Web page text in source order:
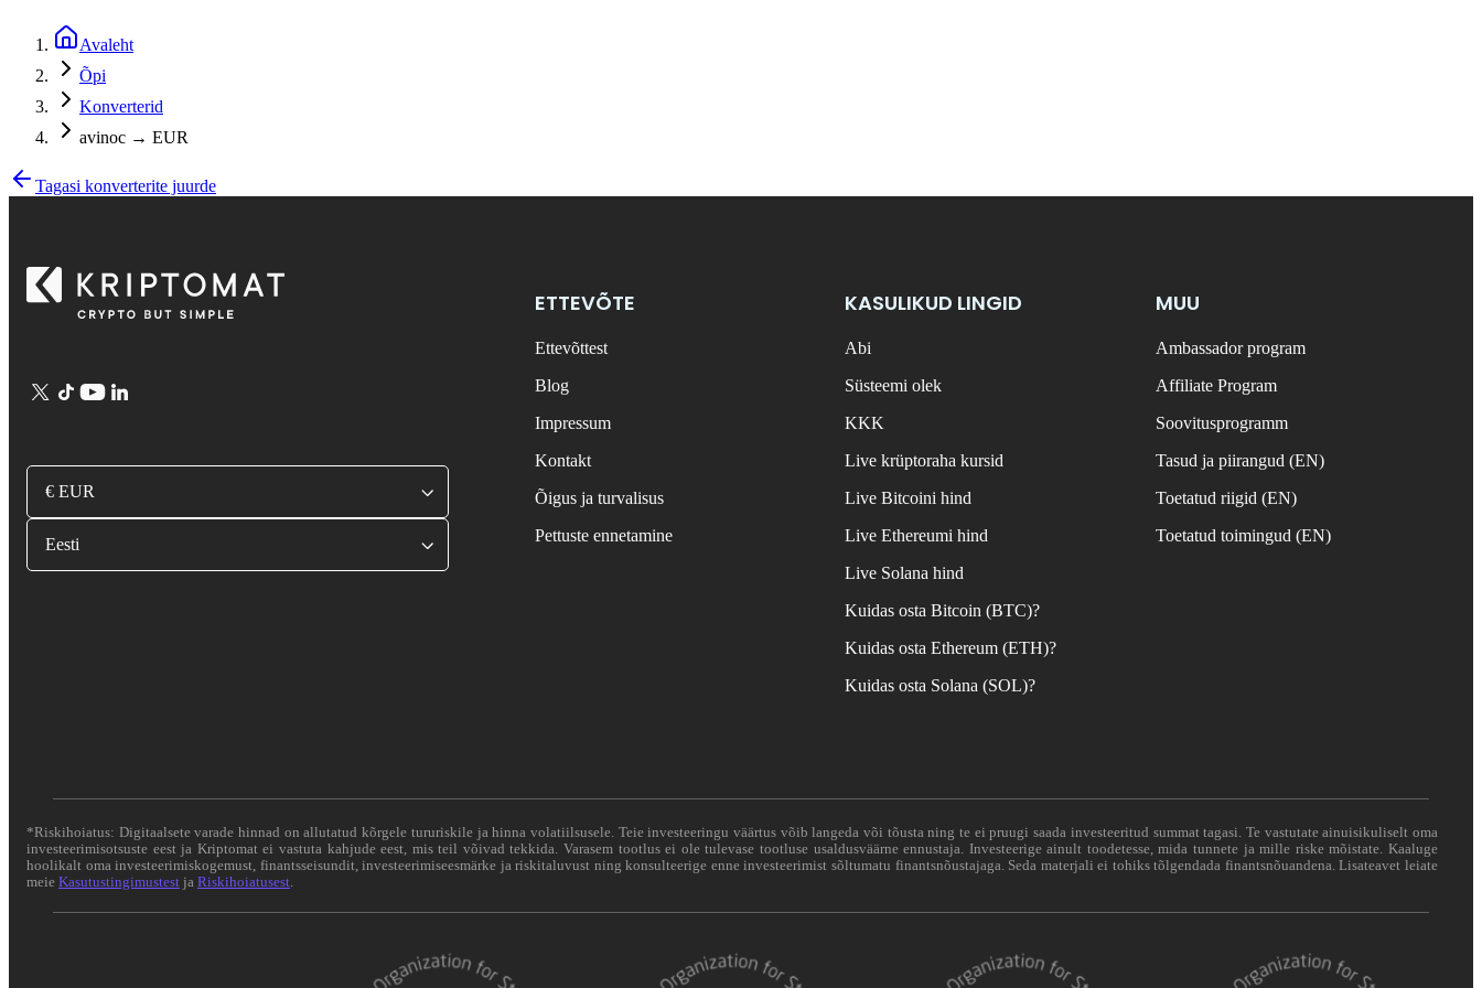
Avaleht
Õpi
Konverterid
avinoc → EUR
Tagasi konverterite juurde
€ EUR
Eesti
ETTEVÕTE
Ettevõttest
Blog
Impressum
Kontakt
Õigus ja turvalisus
Pettuste ennetamine
KASULIKUD LINGID
Abi
Süsteemi olek
KKK
Live krüptoraha kursid
Live Bitcoini hind
Live Ethereumi hind
Live Solana hind
Kuidas osta Bitcoin (BTC)?
Kuidas osta Ethereum (ETH)?
Kuidas osta Solana (SOL)?
MUU
Ambassador program
Affiliate Program
Soovitusprogramm
Tasud ja piirangud (EN)
Toetatud riigid (EN)
Toetatud toimingud (EN)
*Riskihoiatus: Digitaalsete varade hinnad on allutatud kõrgele tururiskile ja hinna volatiilsusele. Teie investeeringu väärtus võib langeda või tõusta ning te ei pruugi saada investeeritud summat tagasi. Te vastutate ainuisikuliselt oma
investeerimisotsuste eest ja Kriptomat ei vastuta kahjude eest, mis teil võivad tekkida. Varasem tootlus ei ole tulevase tootluse usaldusväärne ennustaja. Investeerige ainult toodetesse, mida tunnete ja mille riske mõistate. Kaaluge
hoolikalt oma investeerimiskogemust, finantsseisundit, investeerimiseesmärke ja riskitaluvust ning konsulteerige enne investeerimist sõltumatu finantsnõustajaga. Seda materjali ei tohiks tõlgendada finantsnõuandena. Lisateavet leiate
meie Kasutustingimustest ja Riskihoiatusest